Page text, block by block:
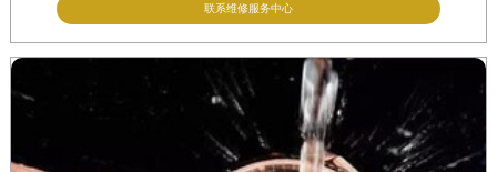
联系维修服务中心